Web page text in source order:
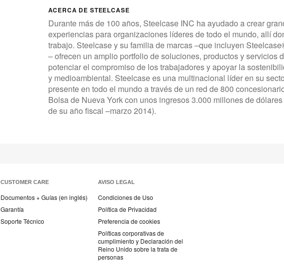
ACERCA DE STEELCASE
Durante más de 100 años, Steelcase INC ha ayudado a crear
experiencias para organizaciones líderes de todo el mundo, allí
trabajo. Steelcase y su familia de marcas –que incluyen
– ofrecen un amplio portfolio de soluciones, productos y servicios
potenciar el compromiso de los trabajadores y apoyar la
y medioambiental. Steelcase es una multinacional líder en su
presente en todo el mundo a través de un red de 800
Bolsa de Nueva York con unos ingresos 3.000 millones de
de su año fiscal –marzo 2014).
CUSTOMER CARE
Documentos + Guías (en inglés)
Garantía
Soporte Técnico
AVISO LEGAL
Condiciones de Uso
Política de Privacidad
Preferencia de cookies
Políticas corporativas de
cumplimiento y Declaración del
Reino Unido sobre la trata de
personas